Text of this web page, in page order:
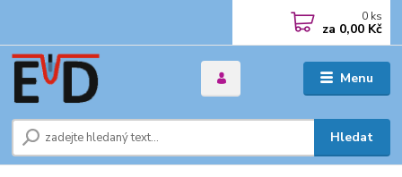
Menu
Hledat
0 ks
za 0,00 Kč